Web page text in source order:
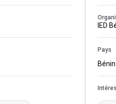
IED
Pays
Bénin